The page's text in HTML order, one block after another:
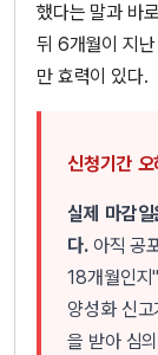
했다는 말과 바
뒤 6개월이 지
만 효력이 있다.
신청기간 오
실제 마감
다. 아직 공
18개월인지
양성화 신
을 받아 심